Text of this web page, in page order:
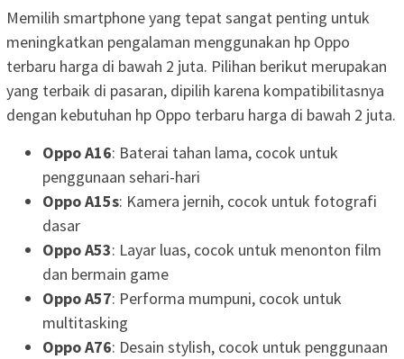
Memilih smartphone yang tepat sangat penting untuk
meningkatkan pengalaman menggunakan hp Oppo
terbaru harga di bawah 2 juta. Pilihan berikut merupakan
yang terbaik di pasaran, dipilih karena kompatibilitasnya
dengan kebutuhan hp Oppo terbaru harga di bawah 2 juta.
Oppo A16: Baterai tahan lama, cocok untuk
penggunaan sehari-hari
Oppo A15s: Kamera jernih, cocok untuk fotografi
dasar
Oppo A53: Layar luas, cocok untuk menonton film
dan bermain game
Oppo A57: Performa mumpuni, cocok untuk
multitasking
Oppo A76: Desain stylish, cocok untuk penggunaan